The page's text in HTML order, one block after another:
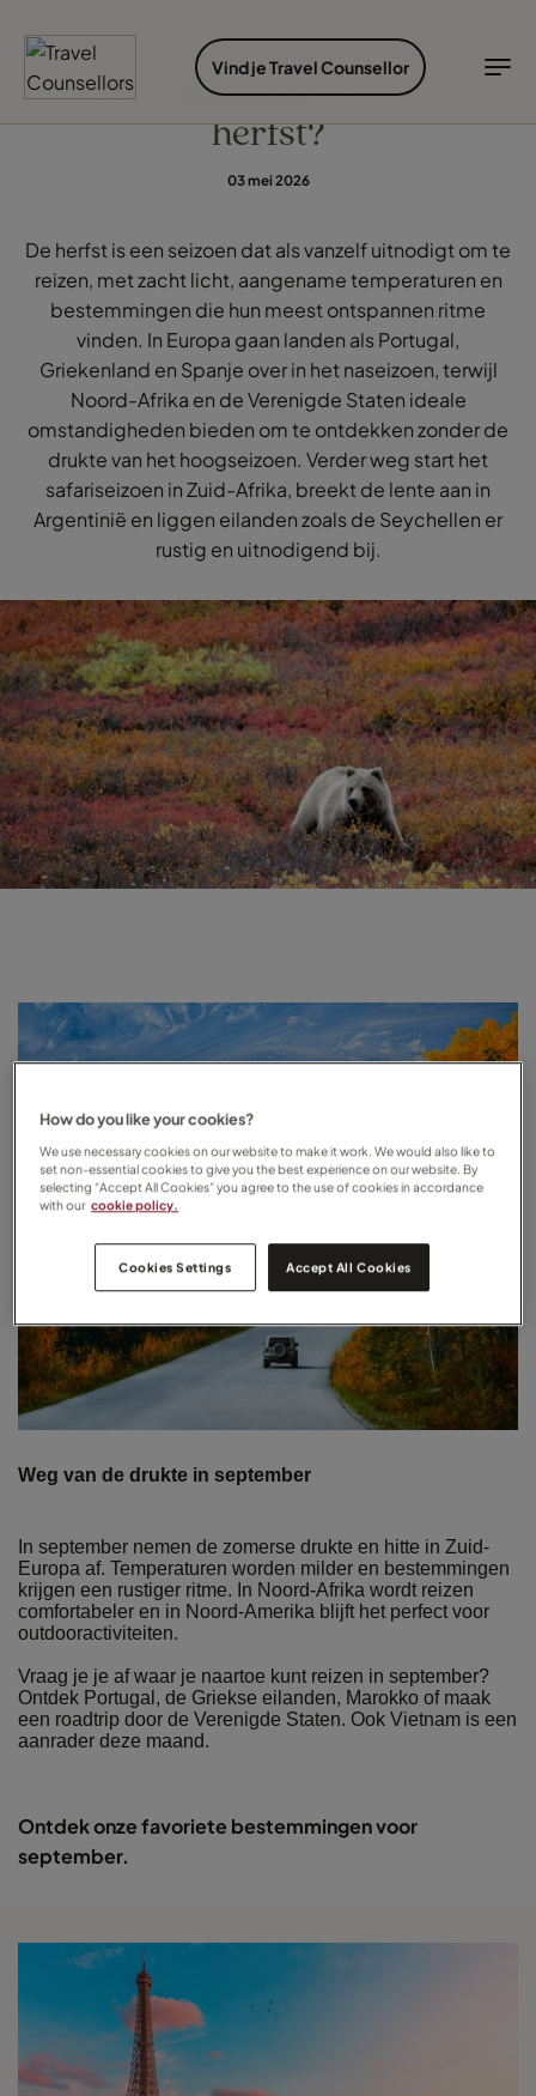
VIND JE TRAVEL COUNSELLOR
Vind je Travel Counsellor op...
Ontdek bestemmingen
ONTDEK BESTEMMINGEN
Bestemmingen
Soorten reizen
SOORTEN REIZEN
Soorten reizen
Ideale reistijd
IDEALE REISTIJD
Ideale reistijd
Inspiratie
TC Reisroutes
Bestemmingen
Cruises
Airlines
Hotels
Inloggen myTC
Change Location
Vind je Travel Counsellor
Waar ga jij naartoe in de
herfst?
03 mei 2026
De herfst is een seizoen dat als vanzelf uitnodigt om te
reizen, met zacht licht, aangename temperaturen en
bestemmingen die hun meest ontspannen ritme
vinden. In Europa gaan landen als Portugal,
Griekenland en Spanje over in het naseizoen, terwijl
Noord-Afrika en de Verenigde Staten ideale
omstandigheden bieden om te ontdekken zonder de
drukte van het hoogseizoen. Verder weg start het
safariseizoen in Zuid-Afrika, breekt de lente aan in
Argentinië en liggen eilanden zoals de Seychellen er
rustig en uitnodigend bij.
Weg van de drukte in september
In september nemen de zomerse drukte en hitte in Zuid-
Europa af. Temperaturen worden milder en bestemmingen
krijgen een rustiger ritme. In Noord-Afrika wordt reizen
comfortabeler en in Noord-Amerika blijft het perfect voor
outdooractiviteiten.
Vraag je je af waar je naartoe kunt reizen in september?
Ontdek Portugal, de Griekse eilanden, Marokko of maak
een roadtrip door de Verenigde Staten. Ook Vietnam is een
aanrader deze maand.
Ontdek onze favoriete bestemmingen voor
september.
How do you like your cookies?
We use necessary cookies on our website to make it work. We would also like to
set non-essential cookies to give you the best experience on our website. By
selecting “Accept All Cookies” you agree to the use of cookies in accordance
with our cookie policy.
Cookies Settings Accept All Cookies